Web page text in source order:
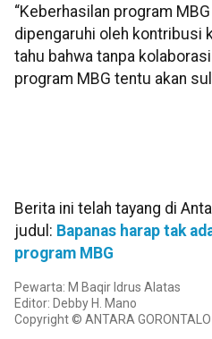
“Keberhasilan program
dipengaruhi oleh kontribusi
tahu bahwa tanpa
program MBG tentu akan
Berita ini telah tayang di
judul: Bapanas harap tak
program MBG
Pewarta: M Baqir Idrus Alatas
Editor: Debby H. Mano
Copyright © ANTARA